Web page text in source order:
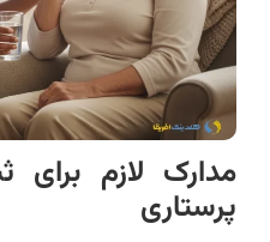
مدارک لازم
پرستاری